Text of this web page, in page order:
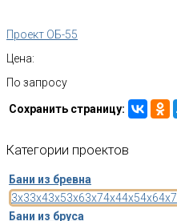
Проект ОБ-55
Цена:
По запросу
Сохранить страницу:
Категории проектов
Бани из бревна
3x33x43x53x63x74x44x54x64x7
Бани из бруса